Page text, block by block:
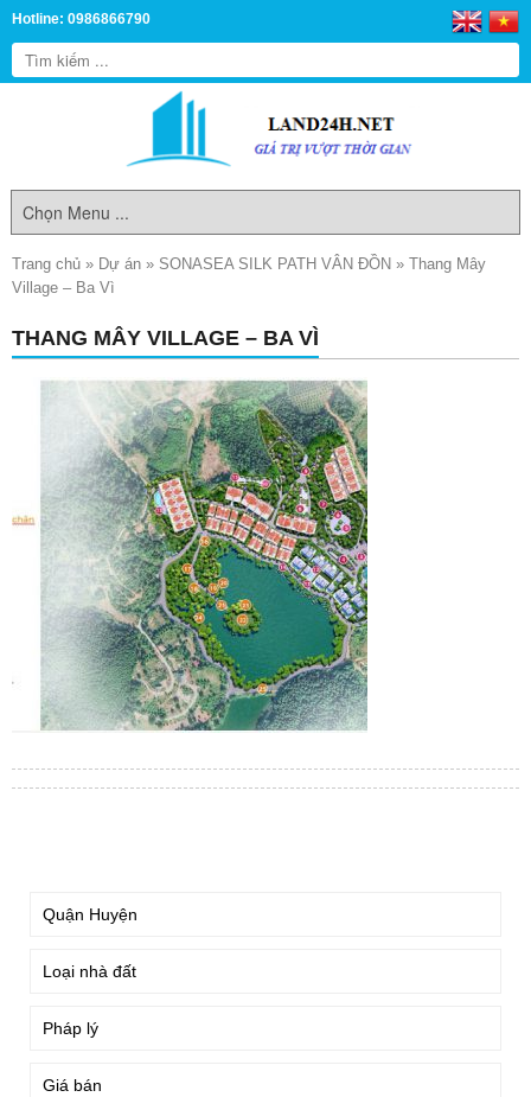
Hotline: 0986866790
Trang chủ » Dự án » SONASEA SILK PATH VÂN ĐỒN » Thang Mây
Village – Ba Vì
THANG MÂY VILLAGE – BA VÌ